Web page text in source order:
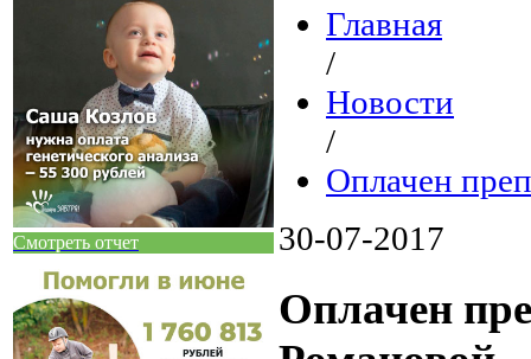
Смотреть отчет
Главная
/
Новости
/
Оплачен
30-07-2017
Оплачен